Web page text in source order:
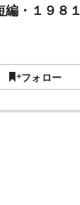
編・１９８１
フォロー